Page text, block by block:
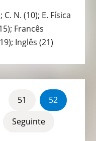
N. (10); E. Física
Francês
Inglês (21)
51
52
Seguinte